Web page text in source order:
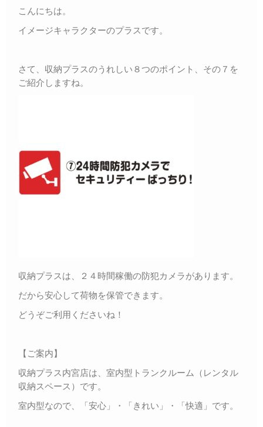
こんにちは。
イメージキャラクターのプラスです。
さて、収納プラスのうれしい８つのポイント、その７を
ご紹介しますね。
収納プラスは、２４時間稼働の防犯カメラがあります。
だから安心して荷物を保管できます。
どうぞご利用くださいね！
【ご案内】
収納プラス内宮店は、室内型トランクルーム（レンタル
収納スペース）です。
室内型なので、「安心」・「きれい」・「快適」です。